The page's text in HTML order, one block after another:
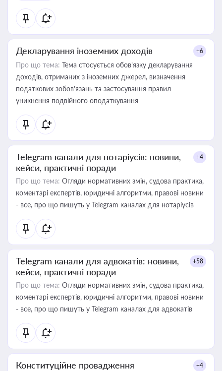
Декларування іноземних доходів +6
Про що тема: Тема стосується обов’язку декларування
доходів, отриманих з іноземних джерел, визначення
податкових зобов’язань та застосування правил
уникнення подвійного оподаткування
Telegram канали для нотаріусів: новини,
кейси, практичні поради
+4
Про що тема: Огляди нормативних змін, судова практика,
коментарі експертів, юридичні алгоритми, правові новини
- все, про що пишуть у Telegram каналах для нотаріусів
Telegram канали для адвокатів: новини,
кейси, практичні поради
+58
Про що тема: Огляди нормативних змін, судова практика,
коментарі експертів, юридичні алгоритми, правові новини
- все, про що пишуть у Telegram каналах для адвокатів
Конституційне провадження +4